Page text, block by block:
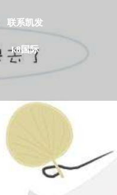
联系凯发
k8国际